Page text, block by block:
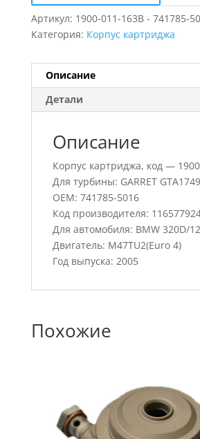
Артикул: 1900-011-163B - 741785-
Категория: Корпус картриджа
Описание
Детали
Описание
Корпус картриджа, код —
Для турбины: GARRET
OEM: 741785-5016
Код производителя:
Для автомобиля: BMW 320D/
Двигатель: M47TU2(Euro 4)
Год выпуска: 2005
Похожие